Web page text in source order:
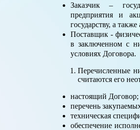
Заказчик –
предприятия и
государству, а
Поставщик -
в заключенном с
условиях Договора.
Перечисленные
считаются его
настоящий Договор;
перечень
техническая
обеспечение